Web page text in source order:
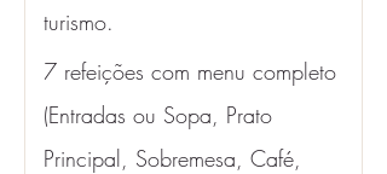
turismo.
7 refeições com menu completo
(Entradas ou Sopa, Prato
Principal, Sobremesa, Café,